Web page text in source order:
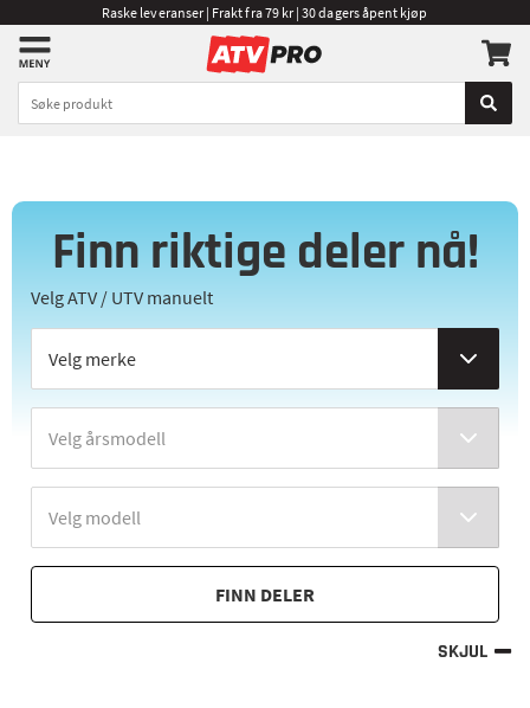
Raske leveranser | Frakt fra 79 kr | 30 dagers åpent kjøp
Finn riktige deler nå!
Velg ATV / UTV manuelt
FINN DELER
SKJUL